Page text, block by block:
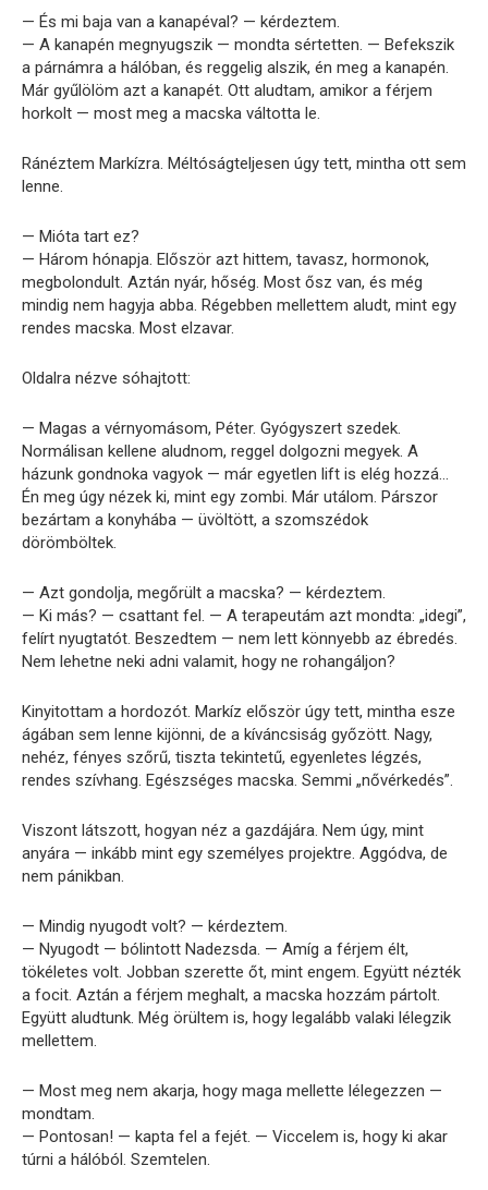
— És mi baja van a kanapéval? — kérdeztem.
— A kanapén megnyugszik — mondta sértetten. — Befekszik
a párnámra a hálóban, és reggelig alszik, én meg a kanapén.
Már gyűlölöm azt a kanapét. Ott aludtam, amikor a férjem
horkolt — most meg a macska váltotta le.
Ránéztem Markízra. Méltóságteljesen úgy tett, mintha ott sem
lenne.
— Mióta tart ez?
— Három hónapja. Először azt hittem, tavasz, hormonok,
megbolondult. Aztán nyár, hőség. Most ősz van, és még
mindig nem hagyja abba. Régebben mellettem aludt, mint egy
rendes macska. Most elzavar.
Oldalra nézve sóhajtott:
— Magas a vérnyomásom, Péter. Gyógyszert szedek.
Normálisan kellene aludnom, reggel dolgozni megyek. A
házunk gondnoka vagyok — már egyetlen lift is elég hozzá…
Én meg úgy nézek ki, mint egy zombi. Már utálom. Párszor
bezártam a konyhába — üvöltött, a szomszédok
dörömböltek.
— Azt gondolja, megőrült a macska? — kérdeztem.
— Ki más? — csattant fel. — A terapeutám azt mondta: „idegi”,
felírt nyugtatót. Beszedtem — nem lett könnyebb az ébredés.
Nem lehetne neki adni valamit, hogy ne rohangáljon?
Kinyitottam a hordozót. Markíz először úgy tett, mintha esze
ágában sem lenne kijönni, de a kíváncsiság győzött. Nagy,
nehéz, fényes szőrű, tiszta tekintetű, egyenletes légzés,
rendes szívhang. Egészséges macska. Semmi „nővérkedés”.
Viszont látszott, hogyan néz a gazdájára. Nem úgy, mint
anyára — inkább mint egy személyes projektre. Aggódva, de
nem pánikban.
— Mindig nyugodt volt? — kérdeztem.
— Nyugodt — bólintott Nadezsda. — Amíg a férjem élt,
tökéletes volt. Jobban szerette őt, mint engem. Együtt nézték
a focit. Aztán a férjem meghalt, a macska hozzám pártolt.
Együtt aludtunk. Még örültem is, hogy legalább valaki lélegzik
mellettem.
— Most meg nem akarja, hogy maga mellette lélegezzen —
mondtam.
— Pontosan! — kapta fel a fejét. — Viccelem is, hogy ki akar
túrni a hálóból. Szemtelen.